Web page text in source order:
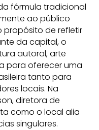
fórmula tradicional
ao público
propósito de refletir
da capital, o
autoral, arte
para oferecer uma
tanto para
locais. Na
diretora de
como o local alia
singulares.